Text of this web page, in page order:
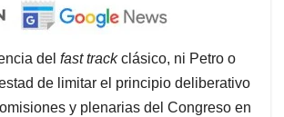
del fast trackclásico, ni Petro o
de limitar el principio deliberativo
y plenarias del Congreso en